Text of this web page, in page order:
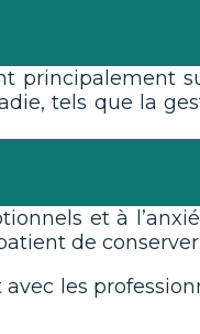
principalement
tels que la
et à
de
les